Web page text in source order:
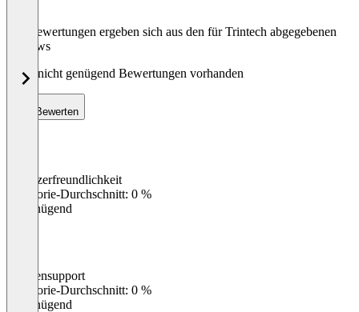
Die Bewertungen ergeben sich aus den für Trintech abgegebenen
Reviews
Noch nicht genügend Bewertungen vorhanden
Bewerten
Benutzerfreundlichkeit
Kategorie-Durchschnitt: 0 %
Ungenügend
Kundensupport
Kategorie-Durchschnitt: 0 %
Ungenügend